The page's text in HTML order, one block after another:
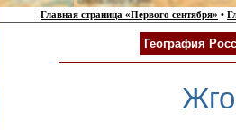
Главная страница «Первого сентября» •
География